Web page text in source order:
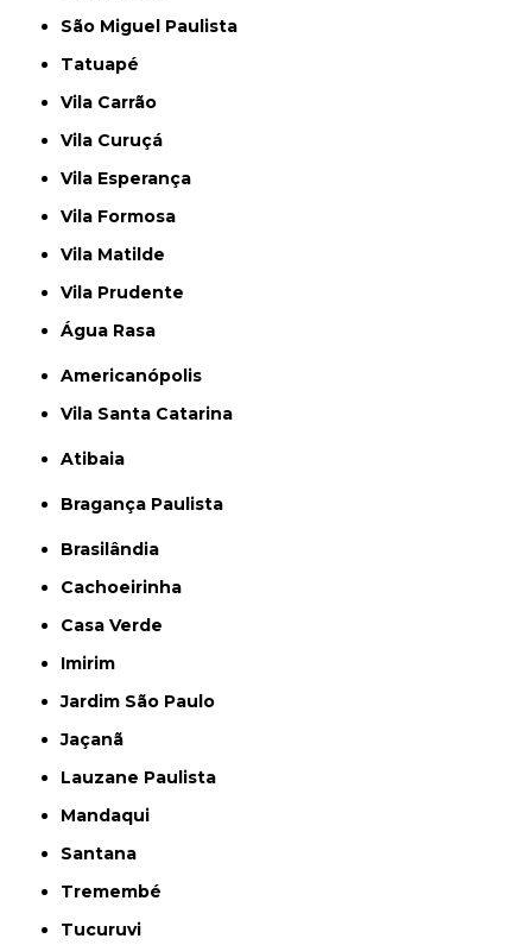
São Miguel Paulista
Tatuapé
Vila Carrão
Vila Curuçá
Vila Esperança
Vila Formosa
Vila Matilde
Vila Prudente
Água Rasa
Americanópolis
Vila Santa Catarina
Atibaia
Bragança Paulista
Brasilândia
Cachoeirinha
Casa Verde
Imirim
Jardim São Paulo
Jaçanã
Lauzane Paulista
Mandaqui
Santana
Tremembé
Tucuruvi